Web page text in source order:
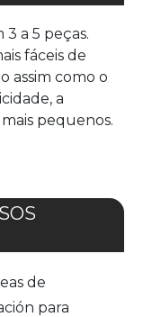
a 5 peças.
fáceis de
assim como o
a
pequenos.
de
para